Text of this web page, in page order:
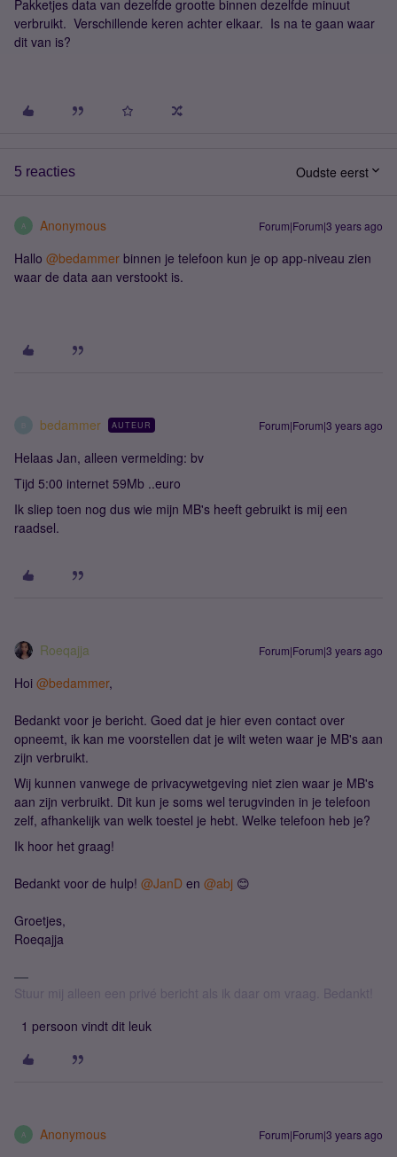
Pakketjes data van dezelfde grootte binnen dezelfde minuut
verbruikt. Verschillende keren achter elkaar. Is na te gaan waar
dit van is?
5 reacties Oudste eerst
A Anonymous Forum|Forum|3 years ago
Hallo @bedammer binnen je telefoon kun je op app-niveau zien
waar de data aan verstookt is.
bedammer AUTEUR Forum|Forum|3 years ago
Helaas Jan, alleen vermelding: bv
Tijd 5:00 internet 59Mb ..euro
Ik sliep toen nog dus wie mijn MB's heeft gebruikt is mij een
raadsel.
Roeqajja Forum|Forum|3 years ago
Hoi @bedammer,
Bedankt voor je bericht. Goed dat je hier even contact over
opneemt, ik kan me voorstellen dat je wilt weten waar je MB's aan
zijn verbruikt.
Wij kunnen vanwege de privacywetgeving niet zien waar je MB's
aan zijn verbruikt. Dit kun je soms wel terugvinden in je telefoon
zelf, afhankelijk van welk toestel je hebt. Welke telefoon heb je?
Ik hoor het graag!
Bedankt voor de hulp! @JanD en @abj 😊
Groetjes,
Roeqajja
Stuur mij alleen een privé bericht als ik daar om vraag. Bedankt!
1 persoon vindt dit leuk
A Anonymous Forum|Forum|3 years ago